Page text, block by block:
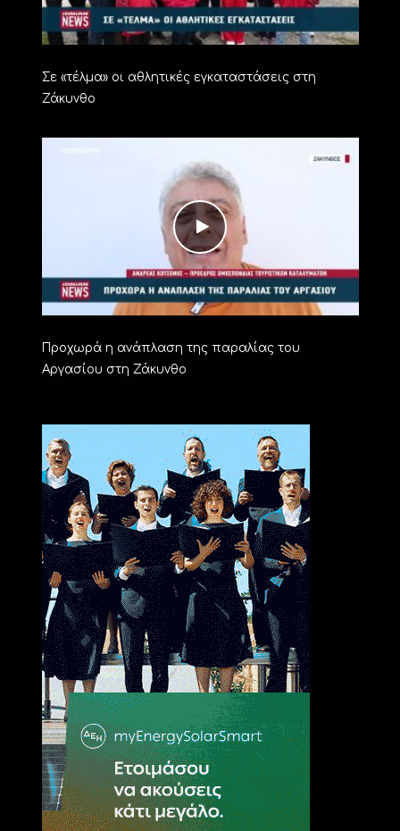
Σε «τέλμα» οι αθλητικές εγκαταστάσεις στη
Ζάκυνθο
Προχωρά η ανάπλαση της παραλίας του
Αργασίου στη Ζάκυνθο